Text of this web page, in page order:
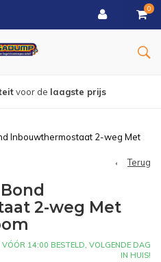
0
vanaf €150
Inbouwthermostaat 2-weg Met
Terug
2-weg Met
VÓÓR 14:00 BESTELD, VOLGENDE DAG
IN HUIS!